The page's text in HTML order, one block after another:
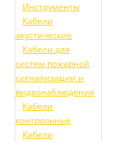
Инструменты
Кабели
акустические
Кабели для
систем пожарной
сигнализации и
видеонаблюдения
Кабели
контрольные
Кабели